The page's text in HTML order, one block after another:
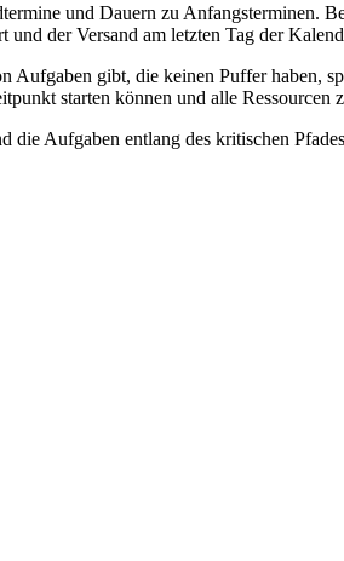
und Dauern zu Anfangsterminen.
und der Versand am letzten Tag der
Aufgaben gibt, die keinen Puffer haben,
starten können und alle Ressourcen
die Aufgaben entlang des kritischen